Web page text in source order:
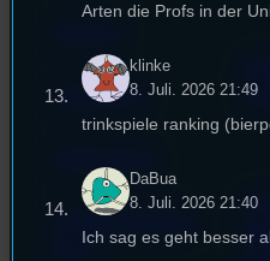
Impressum
Cookie-Richtlinie
(EU)
für
Arten die Profs in der
klinke
8. Juli. 2026 21:49
trinkspiele ranking
DaBua
8. Juli. 2026 21:40
Ich sag es geht besser